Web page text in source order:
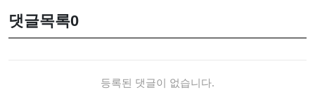
댓글목록0
등록된 댓글이 없습니다.